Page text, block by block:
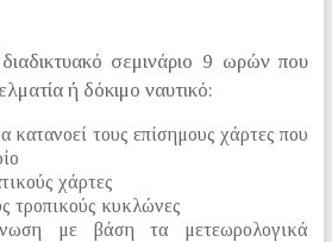
σεμινάριο 9 ωρών που
ή δόκιμο ναυτικό:
κατανοεί τους επίσημους χάρτες που
χάρτες
τροπικούς κυκλώνες
με βάση τα μετεωρολογικά